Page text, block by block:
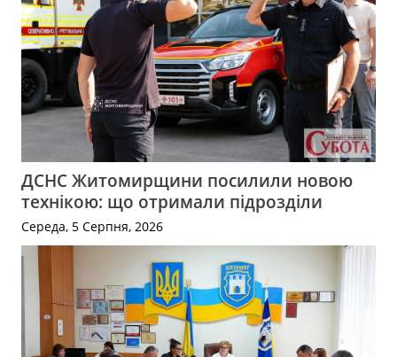
ДСНС Житомирщини посилили новою
технікою: що отримали підрозділи
Середа, 5 Серпня, 2026